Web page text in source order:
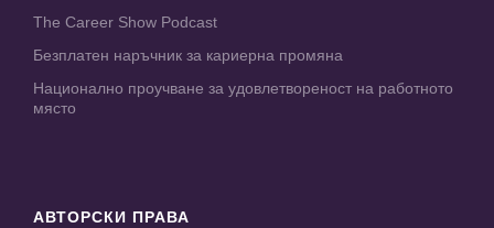
The Career Show Podcast
Безплатен наръчник за кариерна промяна
Национално проучване за удовлетвореност на работното
място
АВТОРСКИ ПРАВА